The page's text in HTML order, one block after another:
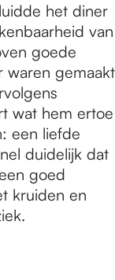
het diner
van
goede
waren gemaakt
wat hem ertoe
een liefde
duidelijk dat
goed
kruiden en